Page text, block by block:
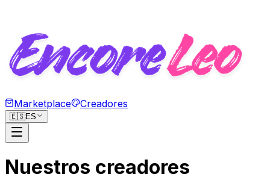
Marketplace Creadores
🇪🇸ES
Nuestros creadores